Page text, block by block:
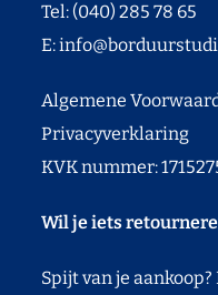
Tel: (040) 285 78 65
E:
Algemene
Privacyverklaring
KVK nummer:
Wil je iets
Spijt van je